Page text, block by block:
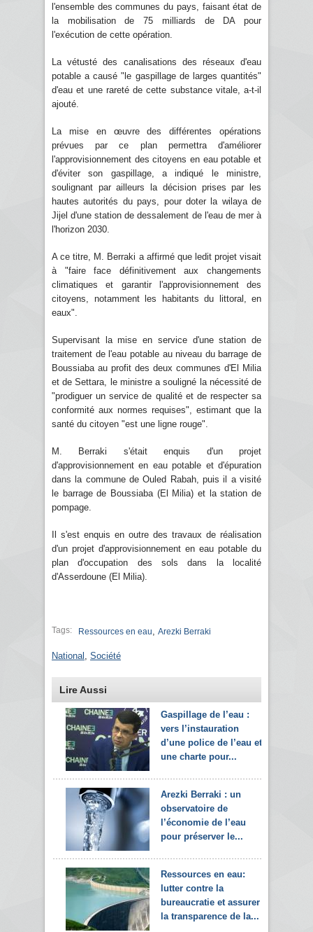
l'ensemble des communes du pays, faisant état de
la mobilisation de 75 milliards de DA pour
l'exécution de cette opération.
La vétusté des canalisations des réseaux d'eau
potable a causé "le gaspillage de larges quantités"
d'eau et une rareté de cette substance vitale, a-t-il
ajouté.
La mise en œuvre des différentes opérations
prévues par ce plan permettra d'améliorer
l'approvisionnement des citoyens en eau potable et
d'éviter son gaspillage, a indiqué le ministre,
soulignant par ailleurs la décision prises par les
hautes autorités du pays, pour doter la wilaya de
Jijel d'une station de dessalement de l'eau de mer à
l'horizon 2030.
A ce titre, M. Berraki a affirmé que ledit projet visait
à "faire face définitivement aux changements
climatiques et garantir l'approvisionnement des
citoyens, notamment les habitants du littoral, en
eaux".
Supervisant la mise en service d'une station de
traitement de l'eau potable au niveau du barrage de
Boussiaba au profit des deux communes d'El Milia
et de Settara, le ministre a souligné la nécessité de
"prodiguer un service de qualité et de respecter sa
conformité aux normes requises", estimant que la
santé du citoyen "est une ligne rouge".
M. Berraki s'était enquis d'un projet
d'approvisionnement en eau potable et d'épuration
dans la commune de Ouled Rabah, puis il a visité
le barrage de Boussiaba (El Milia) et la station de
pompage.
Il s'est enquis en outre des travaux de réalisation
d'un projet d'approvisionnement en eau potable du
plan d'occupation des sols dans la localité
d'Asserdoune (El Milia).
Tags: Ressources en eau Arezki Berraki
National Société
Lire Aussi
Gaspillage de l’eau :
vers l’instauration
d’une police de l’eau et
une charte pour...
Arezki Berraki : un
observatoire de
l’économie de l’eau
pour préserver le...
Ressources en eau:
lutter contre la
bureaucratie et assurer
la transparence de la...